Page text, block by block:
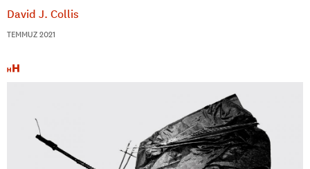
David J. Collis
TEMMUZ 2021